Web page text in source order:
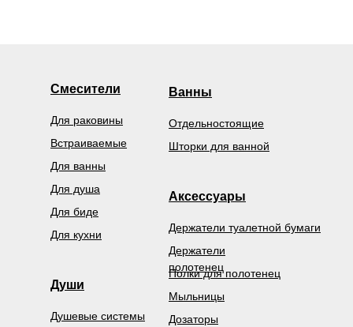
Смесители
Души
Душевые системы Дозаторы
Держатели
полотенец
Мыльницы
Держатели туалетной бумаги
Полки для полотенец
Встраиваемые
Для биде
Для ванны
Для душа
Для раковины
Для кухни
Ванны
Отдельностоящие
Шторки для ванной
Аксессуары